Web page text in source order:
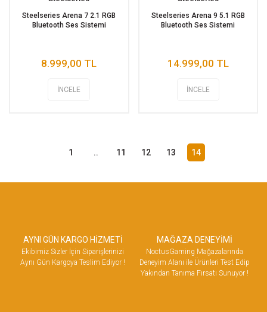
Steelseries Arena 7 2.1 RGB
Bluetooth Ses Sistemi
8.999,00 TL
İNCELE
Steelseries Arena 9 5.1 RGB
Bluetooth Ses Sistemi
14.999,00 TL
İNCELE
1 .. 11 12 13 14
AYNI GÜN KARGO HİZMETİ
Ekibimiz Sizler İçin Siparişlerinizi
Aynı Gün Kargoya Teslim Ediyor !
MAĞAZA DENEYİMİ
NoctusGaming Mağazalarında
Deneyim Alanı ile Ürünleri Test Edip
Yakından Tanıma Fırsatı Sunuyor !